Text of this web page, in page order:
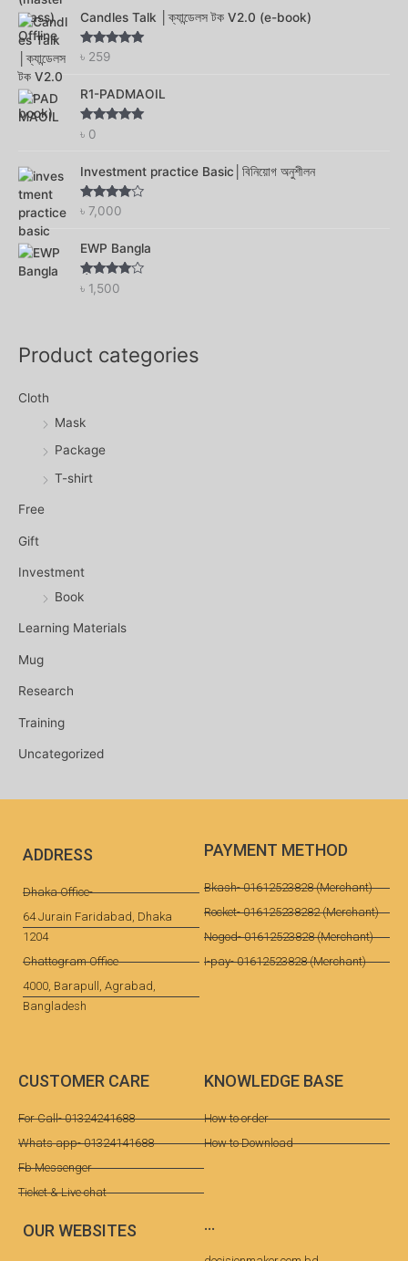
Candles Talk │ক্যান্ডেলস টক V2.0 (e-book)
Rated
৳ 259
R1-PADMAOIL
Rated
৳ 0
Investment practice Basic│বিনিয়োগ অনুশীলন
Rated4.56
out of 5
৳7,000
EWP Bangla
Rated
4.00
৳ 1,500
Product categories
Cloth
Mask
Package
T-shirt
Free
Gift
Investment
Book
Learning Materials
Mug
Research
Training
Uncategorized
ADDRESS
Dhaka Office-
64 Jurain Faridabad, Dhaka
1204
Chattogram Office
4000, Barapull, Agrabad,
Bangladesh
PAYMENT METHOD
Bkash- 01612523828 (Merchant)
Rocket- 016125238282 (Merchant)
Nogod- 01612523828 (Merchant)
I-pay- 01612523828 (Merchant)
CUSTOMER CARE
For Call- 01324241688
Whats app- 01324141688
Fb Messenger
Ticket & Live chat
KNOWLEDGE BASE
How to order
How to Download
OUR WEBSITES ...